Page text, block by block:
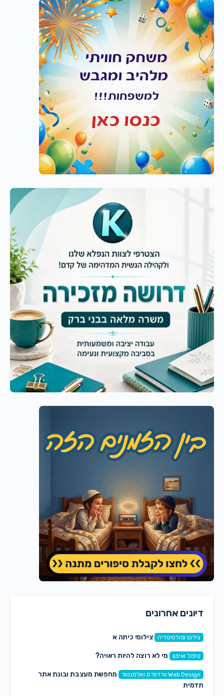
דיונים אחרונים
צילום ומולטימדיה צילומי כיתה א
טיפול ואימון מי לא רוצה להיות ראויה?
Web Design וורדפרס ואלמנטור
מחפשת מעצבת ובונת אתר
תדמית